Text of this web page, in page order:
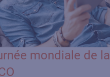
mondiale de la